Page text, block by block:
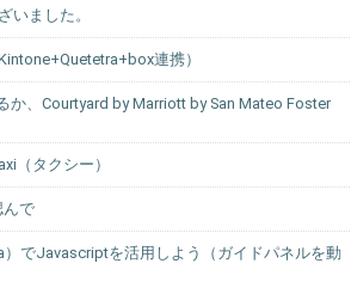
いました。
連携）
か、Courtyard by Marriott by San Mateo Foster
（タクシー）
んで
）でJavascriptを活用しよう（ガイドパネルを動